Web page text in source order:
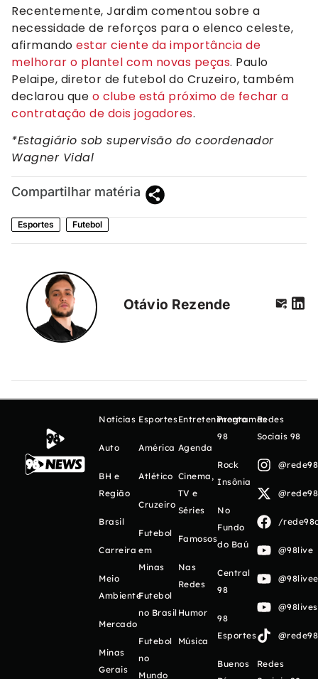
Recentemente, Jardim comentou sobre a
necessidade de reforços para o elenco celeste,
afirmando estar ciente da importância de
melhorar o plantel com novas peças. Paulo
Pelaipe, diretor de futebol do Cruzeiro, também
declarou que o clube está próximo de fechar a
contratação de dois jogadores.
*Estagiário sob supervisão do coordenador
Wagner Vidal
Compartilhar matéria
Esportes Futebol
Otávio Rezende
Notícias
Auto
BH e
Região
Brasil
Carreira
Meio
Ambiente
Mercado
Minas
Gerais
Esportes
América
Atlético
Cruzeiro
Futebol
em
Minas
Futebol
no Brasil
Futebol
no
Mundo
Entretenimento
Agenda
Cinema,
TV e
Séries
Famosos
Nas
Redes
Humor
Música
Programas
98
Rock
Insônia
No
Fundo
do Baú
Central
98
98
Esportes
Buenos
Redes
Sociais 98
/
@98live
Redes